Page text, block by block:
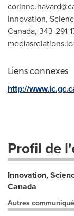
Innovation,
Canada, 343-291-
Liens connexes
http://
Profil de
Innovation,
Canada
Autres